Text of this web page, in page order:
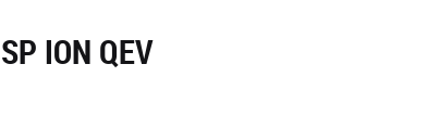
SP ION QEV